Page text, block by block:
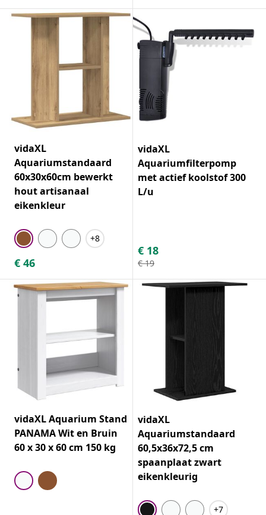
vidaXL
Aquariumstandaard
60x30x60cm bewerkt
hout artisanaal
eikenkleur
+8
€ 46
vidaXL
Aquariumfilterpomp
met actief koolstof 300
L/u
€ 18
€ 19
vidaXL Aquarium Stand
PANAMA Wit en Bruin
60 x 30 x 60 cm 150 kg
vidaXL
Aquariumstandaard
60,5x36x72,5 cm
spaanplaat zwart
eikenkleurig
+7